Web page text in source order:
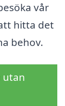
vår
hitta det
behov.
utan